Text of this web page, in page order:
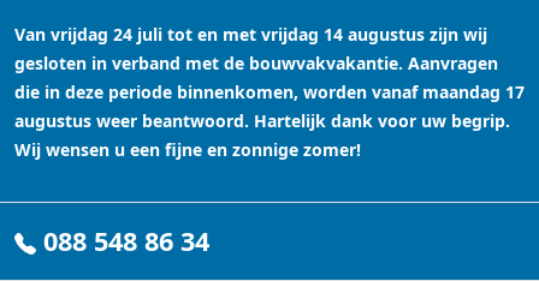
Van vrijdag 24 juli tot en met vrijdag 14 augustus zijn wij
gesloten in verband met de bouwvakvakantie. Aanvragen
die in deze periode binnenkomen, worden vanaf maandag 17
augustus weer beantwoord. Hartelijk dank voor uw begrip.
Wij wensen u een fijne en zonnige zomer!
088 548 86 34